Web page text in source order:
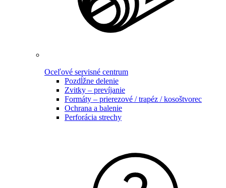
Oceľové servisné centrum
Pozdĺžne delenie
Zvitky – prevíjanie
Formáty – prierezové / trapéz / kosoštvorec
Ochrana a balenie
Perforácia strechy